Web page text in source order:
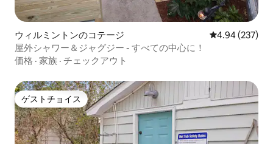
ウィルミントンのコテージ レビュー237
4.94 (237)
屋外シャワー＆ジャグジー - すべての中心に！
価格 · 家族 · チェックアウト
ゲストチョイス
ゲストチョイス